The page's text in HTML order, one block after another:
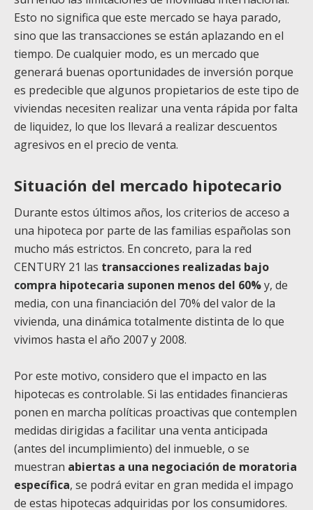
Esto no significa que este mercado se haya parado,
sino que las transacciones se están aplazando en el
tiempo. De cualquier modo, es un mercado que
generará buenas oportunidades de inversión porque
es predecible que algunos propietarios de este tipo de
viviendas necesiten realizar una venta rápida por falta
de liquidez, lo que los llevará a realizar descuentos
agresivos en el precio de venta.
Situación del mercado hipotecario
Durante estos últimos años, los criterios de acceso a
una hipoteca por parte de las familias españolas son
mucho más estrictos. En concreto, para la red
CENTURY 21 las transacciones realizadas bajo
compra hipotecaria suponen menos del 60%y, de
media, con una financiación del 70% del valor de la
vivienda, una dinámica totalmente distinta de lo que
vivimos hasta el año 2007 y 2008.
Por este motivo, considero que el impacto en las
hipotecas es controlable. Si las entidades financieras
ponen en marcha políticas proactivas que contemplen
medidas dirigidas a facilitar una venta anticipada
(antes del incumplimiento) del inmueble, o se
muestran abiertas a una negociación de moratoria
específica, se podrá evitar en gran medida el impago
de estas hipotecas adquiridas por los consumidores.